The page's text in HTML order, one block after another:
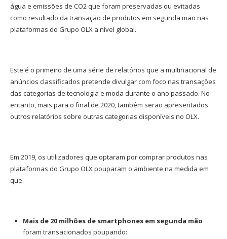
água e emissões de CO2 que foram preservadas ou evitadas
como resultado da transação de produtos em segunda mão nas
plataformas do Grupo OLX a nível global.
Este é o primeiro de uma série de relatórios que a multinacional de
anúncios classificados pretende divulgar com foco nas transações
das categorias de tecnologia e moda durante o ano passado. No
entanto, mais para o final de 2020, também serão apresentados
outros relatórios sobre outras categorias disponíveis no OLX.
Em 2019, os utilizadores que optaram por comprar produtos nas
plataformas do Grupo OLX pouparam o ambiente na medida em
que:
Mais de 20 milhões de smartphones em segunda mão
foram transacionados poupando: